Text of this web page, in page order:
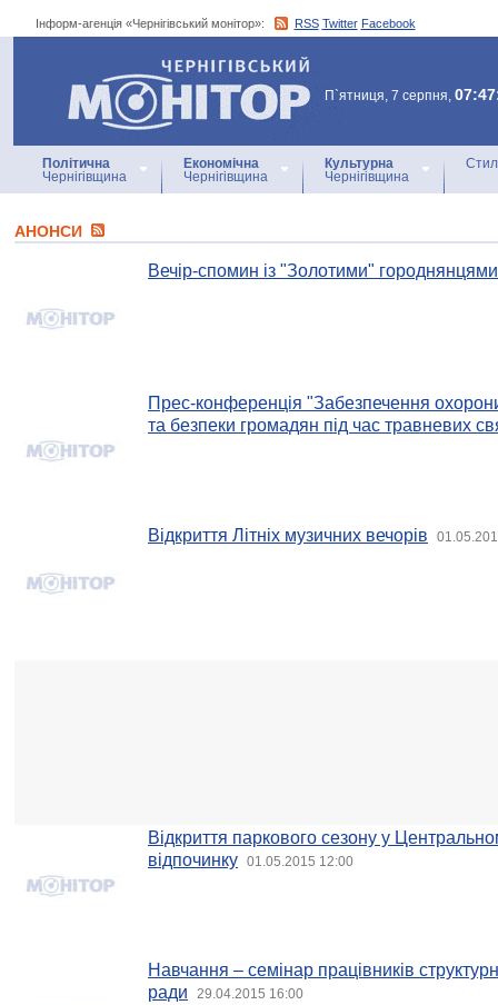
Інформ-агенція «Чернігівський монітор»: RSS Twitter Facebook
Інформ-агенція
«Чернігівський монітор»
П`ятниця, 7 серпня,
Політична
Чернігівщина
Економічна
Чернігівщина
Культурна
Чернігівщина
АНОНСИ
Вечір-спомин із "Золотими" городнянцями
Прес-конференція "Забезпечення
та безпеки громадян під час травневих
Відкриття Літніх музичних вечорів
Відкриття паркового сезону у
відпочинку
01.05.2015 12:00
Навчання – семінар працівників
ради
29.04.2015 16:00